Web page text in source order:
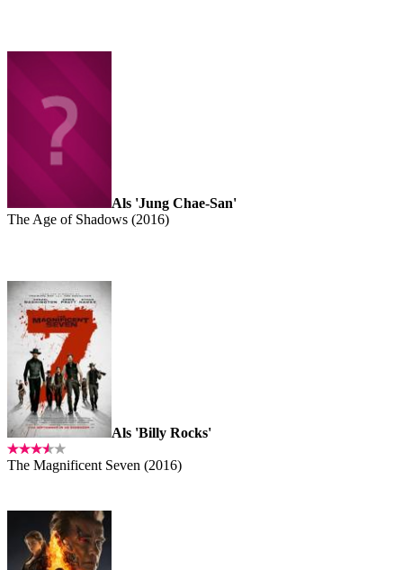
Als 'Jung Chae-San'
The Age of Shadows (2016)
Als 'Billy Rocks'
The Magnificent Seven (2016)